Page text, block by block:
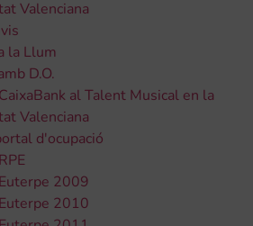
Valenciana
la Llum
D.O.
al Talent Musical en la
Valenciana
d'ocupació
2009
2010